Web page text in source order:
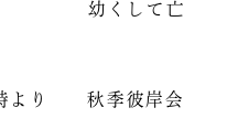
て亡
より 秋季彼岸会